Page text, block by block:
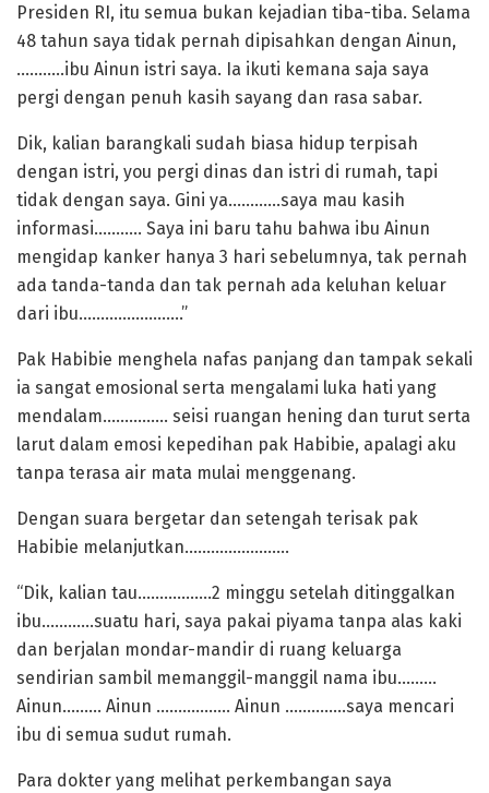
Presiden RI, itu semua bukan kejadian tiba-tiba. Selama
48 tahun saya tidak pernah dipisahkan dengan Ainun,
………..ibu Ainun istri saya. Ia ikuti kemana saja saya
pergi dengan penuh kasih sayang dan rasa sabar.
Dik, kalian barangkali sudah biasa hidup terpisah
dengan istri, you pergi dinas dan istri di rumah, tapi
tidak dengan saya. Gini ya…………saya mau kasih
informasi……….. Saya ini baru tahu bahwa ibu Ainun
mengidap kanker hanya 3 hari sebelumnya, tak pernah
ada tanda-tanda dan tak pernah ada keluhan keluar
dari ibu……………………”
Pak Habibie menghela nafas panjang dan tampak sekali
ia sangat emosional serta mengalami luka hati yang
mendalam…………… seisi ruangan hening dan turut serta
larut dalam emosi kepedihan pak Habibie, apalagi aku
tanpa terasa air mata mulai menggenang.
Dengan suara bergetar dan setengah terisak pak
Habibie melanjutkan……………………
“Dik, kalian tau……………..2 minggu setelah ditinggalkan
ibu…………suatu hari, saya pakai piyama tanpa alas kaki
dan berjalan mondar-mandir di ruang keluarga
sendirian sambil memanggil-manggil nama ibu………
Ainun……… Ainun …………….. Ainun …………..saya mencari
ibu di semua sudut rumah.
Para dokter yang melihat perkembangan saya